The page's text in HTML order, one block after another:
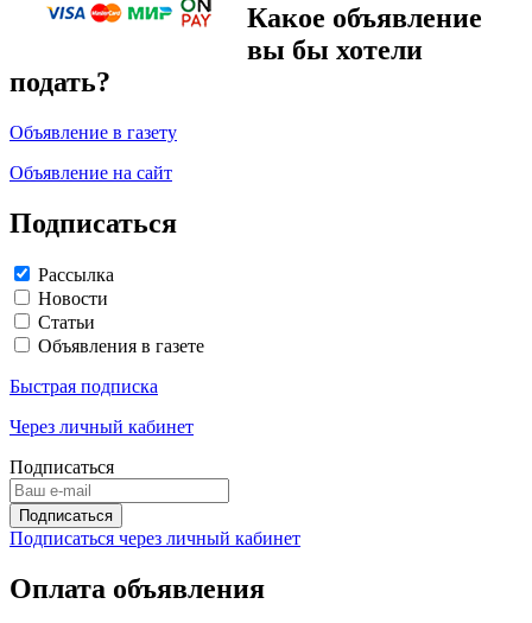
Какое объявление
вы бы хотели
подать?
Объявление в газету
Объявление на сайт
Подписаться
Рассылка
Новости
Статьи
Объявления в газете
Быстрая подписка
Через личный кабинет
Подписаться
Подписаться через личный кабинет
Оплата объявления